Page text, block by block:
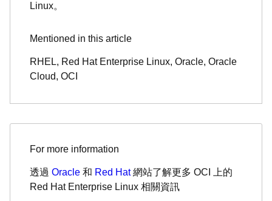
Linux。
Mentioned in this article
RHEL, Red Hat Enterprise Linux, Oracle, Oracle
Cloud, OCI
For more information
透過 Oracle 和 Red Hat網站了解更多 OCI 上的
Red Hat Enterprise Linux 相關資訊